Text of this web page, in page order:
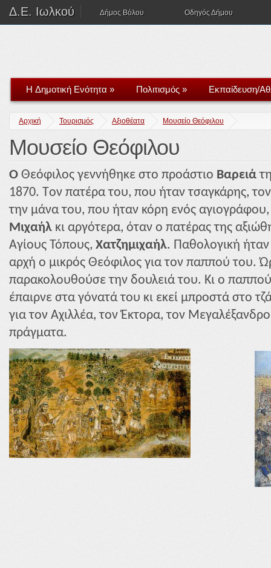
Δ.Ε. Ιωλκού Δήμος Βόλου Οδηγός Δήμου
H Δημοτική Ενότητα » Πολιτισμός » Εκπαίδευση/
Αρχική Τουρισμός Αξιοθέατα Μουσείο Θεόφιλου
Μουσείο Θεόφιλου
Ο Θεόφιλος γεννήθηκε στο προάστιο Βαρειά
1870. Tον πατέρα του, που ήταν τσαγκάρης,
την μάνα του, που ήταν κόρη ενός
Μιχαήλ κι αργότερα, όταν ο πατέρας της
Αγίους Τόπους, Χατζημιχαήλ. Παθολογική
αρχή ο μικρός Θεόφιλος για τον παππού του.
παρακολουθούσε την δουλειά του. Κι ο
έπαιρνε στα γόνατά του κι εκεί μπροστά στο
για τον Αχιλλέα, τον Έκτορα, τον
πράγματα.